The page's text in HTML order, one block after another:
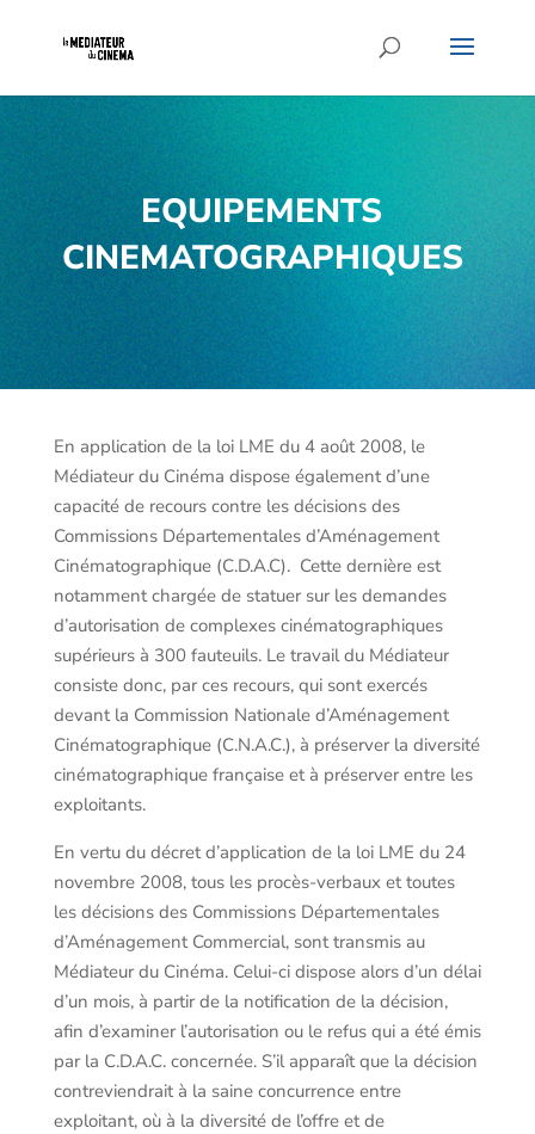
EQUIPEMENTS
CINEMATOGRAPHIQUES
En application de la loi LME du 4 août 2008, le
Médiateur du Cinéma dispose également d’une
capacité de recours contre les décisions des
Commissions Départementales d’Aménagement
Cinématographique (C.D.A.C). Cette dernière est
notamment chargée de statuer sur les demandes
d’autorisation de complexes cinématographiques
supérieurs à 300 fauteuils. Le travail du Médiateur
consiste donc, par ces recours, qui sont exercés
devant la Commission Nationale d’Aménagement
Cinématographique (C.N.A.C.), à préserver la diversité
cinématographique française et à préserver entre les
exploitants.
En vertu du décret d’application de la loi LME du 24
novembre 2008, tous les procès-verbaux et toutes
les décisions des Commissions Départementales
d’Aménagement Commercial, sont transmis au
Médiateur du Cinéma. Celui-ci dispose alors d’un délai
d’un mois, à partir de la notification de la décision,
afin d’examiner l’autorisation ou le refus qui a été émis
par la C.D.A.C. concernée. S’il apparaît que la décision
contreviendrait à la saine concurrence entre
exploitant, où à la diversité de l’offre et de